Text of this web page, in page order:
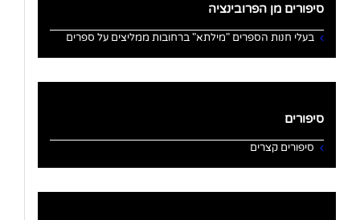
סיפורים מן הפרובינציה
בעלי חנות הספרים "מילתא" ברחובות ממליצים על ספרים
סיפורים
סיפורים קצרים